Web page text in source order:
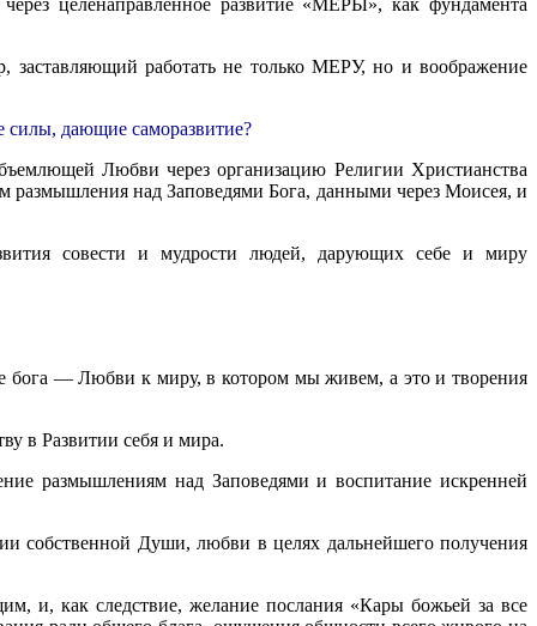
заставляющий работать не только МЕРУ, но и воображение
силы, дающие саморазвитие?
Любви через организацию Религии Христианства
размышления над Заповедями Бога, данными через Моисея, и
совести и мудрости людей, дарующих себе и миру
бога — Любви к миру, в котором мы живем, а это и творения
в Развитии себя и мира.
размышлениям над Заповедями и воспитание искренней
собственной Души, любви в целях дальнейшего получения
и, как следствие, желание послания «Кары божьей за все